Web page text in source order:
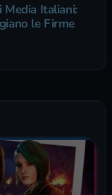
Media Italiani:
le Firme